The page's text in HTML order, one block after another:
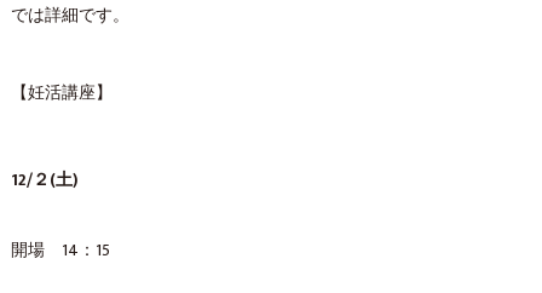
では詳細です。
【妊活講座】
12/２(土)
開場 14：15